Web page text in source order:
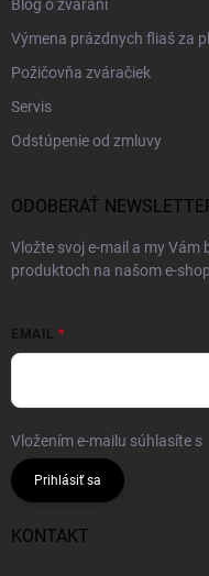
Blog o zváraní
Výmena prázdnych fliaš za
Požičovňa zváračiek
Servis
Odstúpenie od zmluvy
ODOBERAŤ
Vložte svoj e-mail a my Vám
produktoch na našom e-
EMAIL
Vložením e-mailu súhlasíte s
Prihlásiť sa
KONTAKT